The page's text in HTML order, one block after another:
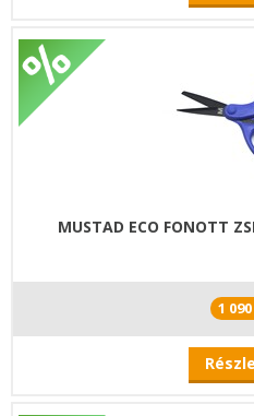
MUSTAD ECO FONOTT
1